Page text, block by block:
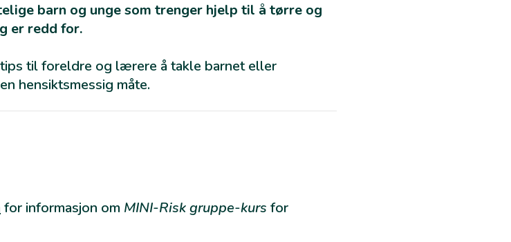
barn og unge som trenger hjelp til å tørre og
er redd for.
til foreldre og lærere å takle barnet eller
hensiktsmessig måte.
for informasjon om MINI-Risk gruppe-kurs for